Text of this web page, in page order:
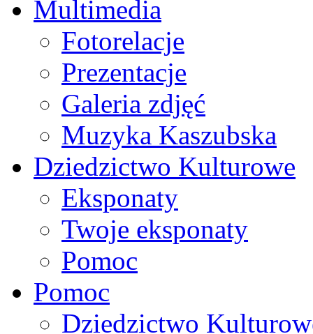
Multimedia
Fotorelacje
Prezentacje
Galeria zdjęć
Muzyka Kaszubska
Dziedzictwo Kulturowe
Eksponaty
Twoje eksponaty
Pomoc
Pomoc
Dziedzictwo